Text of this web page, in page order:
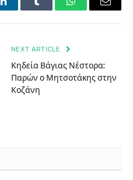
LinkedInTumblr WhatsAppEmail
NEXT ARTICLE
Κηδεία Βάγιας Νέστορα:
Παρών ο Μητσοτάκης στην
Κοζάνη